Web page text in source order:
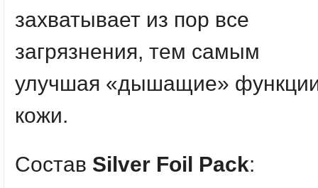
захватывает из пор все
загрязнения, тем самым
улучшая «дышащие»
кожи.
Состав Silver Foil Pack: